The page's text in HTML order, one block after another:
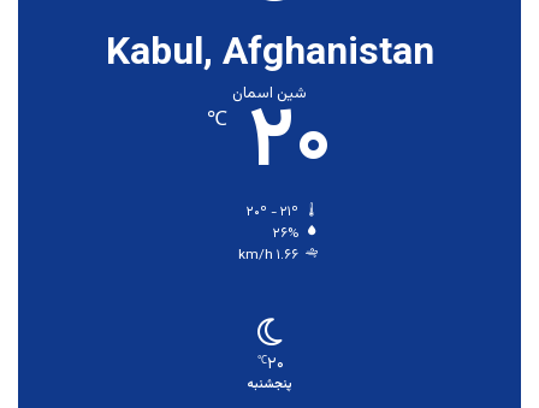
Kabul, Afghanistan
شین اسمان
۲۰ ℃
۲۶%
۱.۶۶ km/h
۲۰℃
پنجشنبه